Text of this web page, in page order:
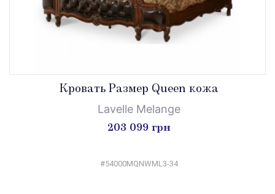
Кровать Размер Queen кожа
Lavelle Melange
203 099 грн
#54000MQNWML3-34